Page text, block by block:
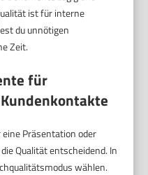
ist für interne
du unnötigen
Zeit.
für
Präsentation oder
Qualität entscheidend. In
wählen.